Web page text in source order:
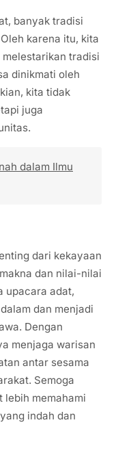
banyak tradisi
karena itu, kita
tradisi
dinikmati oleh
kita tidak
juga
dalam Ilmu
dari kekayaan
dan nilai-nilai
upacara adat,
dan menjadi
Dengan
menjaga warisan
antar sesama
Semoga
lebih memahami
indah dan